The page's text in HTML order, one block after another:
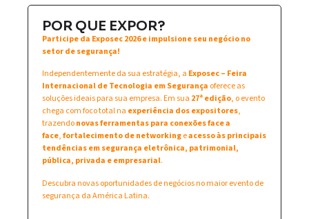
POR QUE EXPOR?
Participe da Exposec 2026 e impulsione seu negócio no
setor de segurança!
Independentemente da sua estratégia, a Exposec – Feira
Internacional de Tecnologia em Segurança oferece as
soluções ideais para sua empresa. Em sua 27ª edição, o evento
chega com foco total na experiência dos expositores,
trazendonovas ferramentas para conexões face a
face,fortalecimento de networkingeacesso às principais
tendências em segurança eletrônica, patrimonial,
pública, privada e empresarial.
Descubra novas oportunidades de negócios no maior evento de
segurança da América Latina.